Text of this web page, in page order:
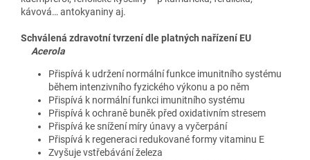
kávová… antokyaniny aj.
Schválená zdravotní tvrzení dle platných nařízení EU
Acerola
Přispívá k udržení normální funkce imunitního systému
během intenzivního fyzického výkonu a po něm
Přispívá k normální funkci imunitního systému
Přispívá k ochraně buněk před oxidativním stresem
Přispívá ke snížení míry únavy a vyčerpání
Přispívá k regeneraci redukované formy vitaminu E
Zvyšuje vstřebávání železa